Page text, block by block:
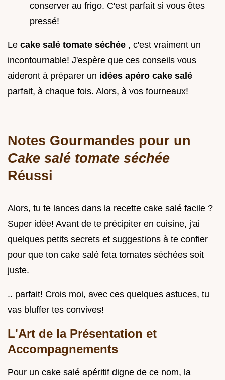
conserver au frigo. C'est parfait si vous êtes
pressé!
Le cake salé tomate séchée , c'est vraiment un
incontournable! J'espère que ces conseils vous
aideront à préparer un idées apéro cake salé
parfait, à chaque fois. Alors, à vos fourneaux!
Notes Gourmandes pour un
Cake salé tomate séchée
Réussi
Alors, tu te lances dans la recette cake salé facile ?
Super idée! Avant de te précipiter en cuisine, j'ai
quelques petits secrets et suggestions à te confier
pour que ton cake salé feta tomates séchées soit
juste.
.. parfait! Crois moi, avec ces quelques astuces, tu
vas bluffer tes convives!
L'Art de la Présentation et
Accompagnements
Pour un cake salé apéritif digne de ce nom, la